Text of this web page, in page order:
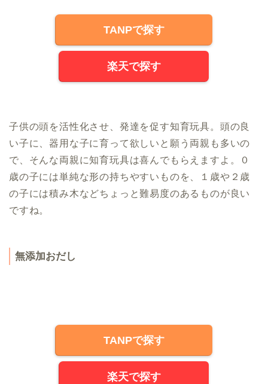
TANPで探す
楽天で探す
子供の頭を活性化させ、発達を促す知育玩具。頭の良
い子に、器用な子に育って欲しいと願う両親も多いの
で、そんな両親に知育玩具は喜んでもらえますよ。０
歳の子には単純な形の持ちやすいものを、１歳や２歳
の子には積み木などちょっと難易度のあるものが良い
ですね。
無添加おだし
TANPで探す
楽天で探す